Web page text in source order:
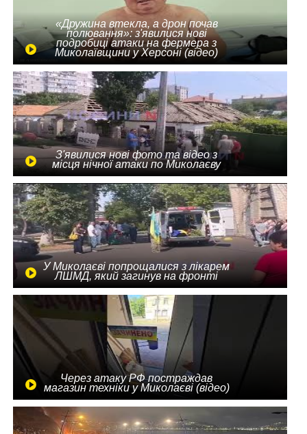
«Дружина втекла, а дрон почав
полювання»: з'явилися нові
подробиці атаки на фермера з
Миколаївщини у Херсоні (відео)
З'явилися нові фото та відео з
місця нічної атаки по Миколаєву
У Миколаєві попрощалися з лікарем
ЛШМД, який загинув на фронті
Через атаку РФ постраждав
магазин техніки у Миколаєві (відео)